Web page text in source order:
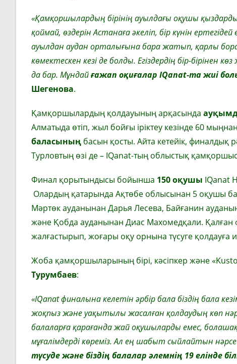
«Қамқоршылардың бірінің ауылдағы оқушы
қоймай, өздерін Астанаға әкеліп, бір күнін
ауылдан аудан орталығына бара жатып, қарлы
көмектескен кезі де болды. Егіздердің бір-
да бар. Мұндайғажап оқиғалар IQanat-та жиі
Шегенова.
Қамқоршылардың қолдауының арқасында
Алматыда өтіп, жыл бойғы іріктеу кезінде 60
баласының басын қосты. Айта кетейік, финалдық
Турловтың өзі де – IQanat-тың облыстық
Финал қорытындысы бойынша 150 оқушы IQanat
Олардың қатарында Ақтөбе облысынан 5 оқушы
Мәртөк ауданынан Дарья Лесева, Байғанин
және Қобда ауданынан Диас Махомедқали.
жалғастырып, жоғары оқу орнына түсуге қолдауға
Жоба қамқоршыларының бірі, кәсіпкер және
Турумбаев:
«IQanat финалына келетін әрбір бала біздің бала
жоқпыз және уақытылы жасалған қолдаудың көп
балаларға қарағанда жай оқушыларды емес,
мұғалімдерді көреміз. Ал ең шабыт сыйлайтын
түсуде және біздің балалар әлемнің 19 елінде